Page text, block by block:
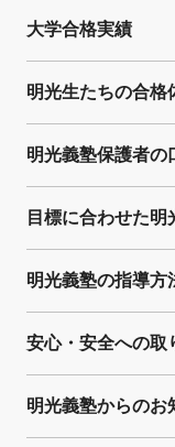
大学合格実績
明光生たちの合格
明光義塾保護者の
目標に合わせた明
明光義塾の指導方
安心・安全への取
明光義塾からのお